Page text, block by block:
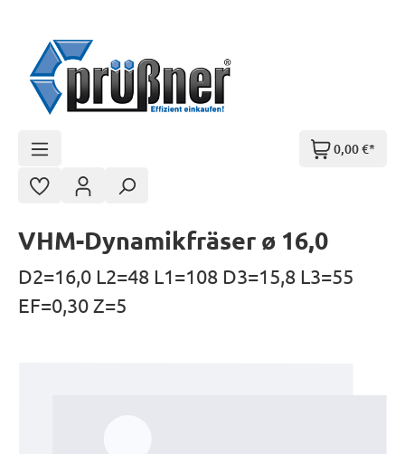
0,00 €*
VHM-Dynamikfräser ø 16,0
D2=16,0 L2=48 L1=108 D3=15,8 L3=55
EF=0,30 Z=5